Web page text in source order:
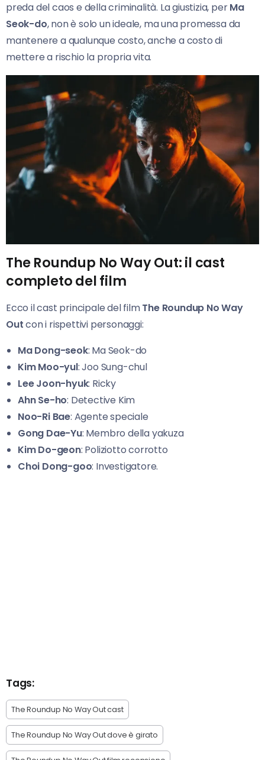
preda del caos e della criminalità. La giustizia, perMa
Seok-do, non è solo un ideale, ma una promessa da
mantenere a qualunque costo, anche a costo di
mettere a rischio la propria vita.
The Roundup No Way Out: il cast
completo del film
Ecco il cast principale del filmThe Roundup No Way
Outcon i rispettivi personaggi:
Ma Dong-seok: Ma Seok-do
Kim Moo-yul: Joo Sung-chul
Lee Joon-hyuk: Ricky
Ahn Se-ho: Detective Kim
Noo-Ri Bae: Agente speciale
Gong Dae-Yu: Membro della yakuza
Kim Do-geon: Poliziotto corrotto
Choi Dong-goo: Investigatore.
Tags:
The Roundup No Way Out cast
The Roundup No Way Out dove è girato